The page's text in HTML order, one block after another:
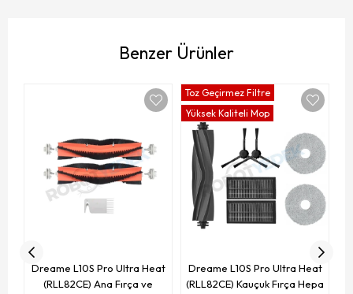
Benzer Ürünler
Dreame L10S Pro Ultra Heat
(RLL82CE) Ana Fırça ve
Dreame L10S Pro Ultra Heat
(RLL82CE) Kauçuk Fırça Hepa
Toz Geçirmez Filtre
Yüksek Kaliteli Mop